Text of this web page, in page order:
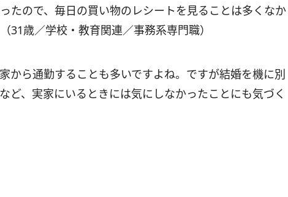
たので、毎日の買い物のレシートを見ることは多くなか
31歳／学校・教育関連／事務系専門職）
から通勤することも多いですよね。ですが結婚を機に別
ど、実家にいるときには気にしなかったことにも気づく